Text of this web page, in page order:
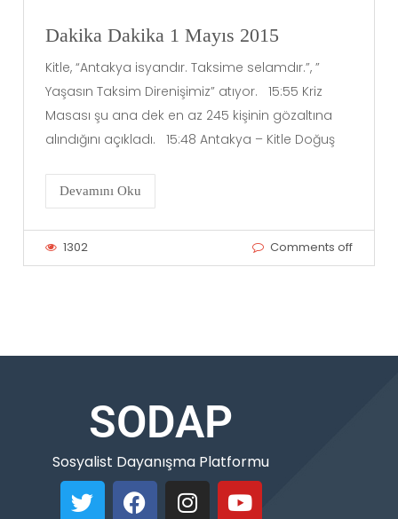
Dakika Dakika 1 Mayıs 2015
Kitle, “Antakya isyandır. Taksime selamdır.”, ”
Yaşasın Taksim Direnişimiz” atıyor. 15:55 Kriz
Masası şu ana dek en az 245 kişinin gözaltına
alındığını açıkladı. 15:48 Antakya – Kitle Doğuş
Devamını Oku
1302 Comments off
SODAP
Sosyalist Dayanışma Platformu